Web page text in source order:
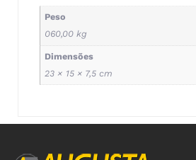
Peso
060,00 kg
Dimensões
23 × 15 × 7,5 cm